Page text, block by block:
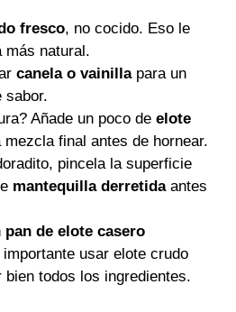
fresco, no cocido. Eso le
más natural.
canela o vainillapara un
sabor.
Añade un poco de elote
mezcla final antes de hornear.
pincela la superficie
mantequilla derretidaantes
pan de elote casero
usar elote crudo
todos los ingredientes.